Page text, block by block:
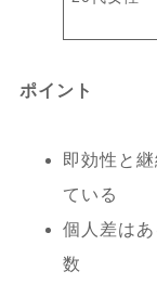
ポイント
即効性と
ている
個人差は
数